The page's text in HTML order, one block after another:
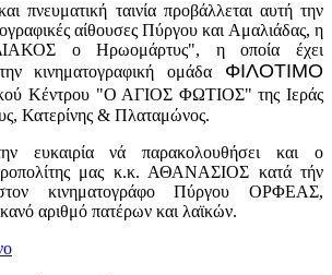
πνευματική ταινία προβάλλεται αυτή την
αίθουσες Πύργου και Αμαλιάδας, η
ο Ηρωομάρτυς", η οποία έχει
κινηματογραφική ομάδα ΦΙΛΟΤΙΜΟ
Κέντρου "Ο ΑΓΙΟΣ ΦΩΤΙΟΣ" της Ιεράς
Κατερίνης & Πλαταμώνος.
ευκαιρία νά παρακολουθήσει και ο
μας κ.κ. ΑΘΑΝΑΣΙΟΣ κατά τήν
κινηματογράφο Πύργου ΟΡΦΕΑΣ,
αριθμό πατέρων και λαϊκών.